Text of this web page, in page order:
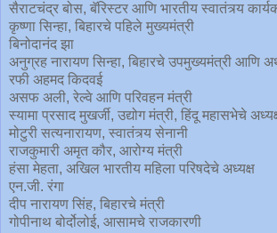
सैराटचंद्र बोस, बॅरिस्टर आणि भारतीय स्वातंत्र्य
कृष्णा सिन्हा, बिहारचे पहिले मुख्यमंत्री
बिनोदानंद झा
अनुग्रह नारायण सिन्हा, बिहारचे उपमुख्यमंत्री आणि
रफी अहमद किदवई
असफ अली, रेल्वे आणि परिवहन मंत्री
स्यामा प्रसाद मुखर्जी, उद्योग मंत्री, हिंदू महासभेचे
मोटुरी सत्यनारायण, स्वातंत्र्य सेनानी
राजकुमारी अमृत कौर, आरोग्य मंत्री
हंसा मेहता, अखिल भारतीय महिला परिषदेचे अध्यक्ष
एन.जी. रंगा
दीप नारायण सिंह, बिहारचे मंत्री
गोपीनाथ बोर्दोलोई, आसामचे राजकारणी